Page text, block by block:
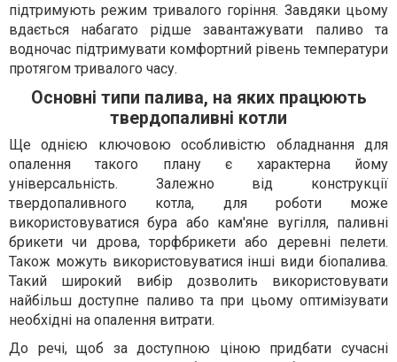
підтримують режим тривалого горіння. Завдяки цьому
вдається набагато рідше завантажувати паливо та
водночас підтримувати комфортний рівень температури
протягом тривалого часу.
Основні типи палива, на яких працюють
твердопаливні котли
Ще однією ключовою особливістю обладнання для
опалення такого плану є характерна йому
універсальність. Залежно від конструкції
твердопаливного котла, для роботи може
використовуватися бура або кам'яне вугілля, паливні
брикети чи дрова, торфбрикети або деревні пелети.
Також можуть використовуватися інші види біопалива.
Такий широкий вибір дозволить використовувати
найбільш доступне паливо та при цьому оптимізувати
необхідні на опалення витрати.
До речі, щоб за доступною ціною придбати сучасні